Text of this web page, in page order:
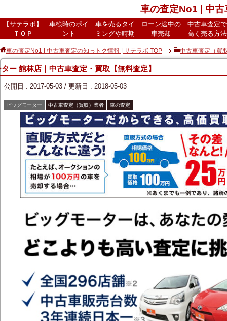
車の査定No1 | 中
【サテラボ】
ＴＯＰ
車検時のポイ
ント
車を売るタイ
ミングや時期
ローン途中の
車売却
中古車査定で
高く売る方法
車の査定No1 | 中古車査定の知っトク情報 | サテラボ TOP 中古車査定（買
ー 館林店｜中古車査定・買取【無料査定】
公開日 : 2017-05-03/ 更新日 : 2018-05-03
ビッグモーター 中古車査定（買取）業者 車の査定